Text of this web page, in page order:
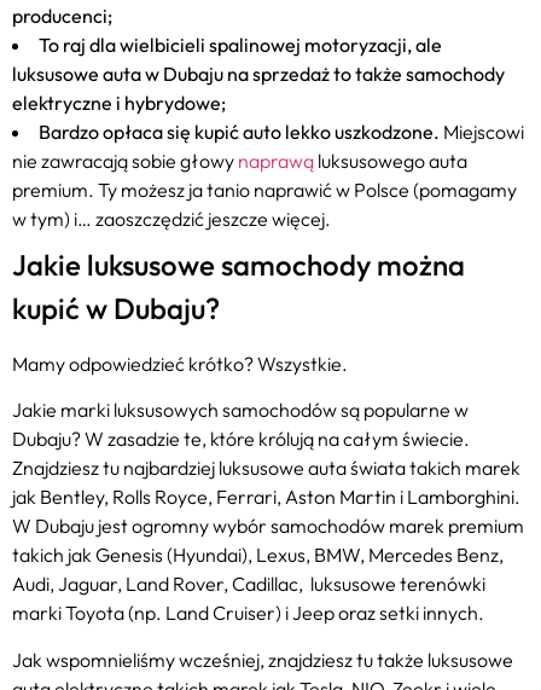
producenci;
To raj dla wielbicieli spalinowej motoryzacji, ale
luksusowe auta w Dubaju na sprzedaż to także samochody
elektryczne i hybrydowe;
Bardzo opłaca się kupić auto lekko uszkodzone. Miejscowi
nie zawracają sobie głowy naprawą luksusowego auta
premium. Ty możesz ja tanio naprawić w Polsce (pomagamy
w tym) i… zaoszczędzić jeszcze więcej.
Jakie luksusowe samochody można
kupić w Dubaju?
Mamy odpowiedzieć krótko? Wszystkie.
Jakie marki luksusowych samochodów są popularne w
Dubaju? W zasadzie te, które królują na całym świecie.
Znajdziesz tu najbardziej luksusowe auta świata takich marek
jak Bentley, Rolls Royce, Ferrari, Aston Martin i Lamborghini.
W Dubaju jest ogromny wybór samochodów marek premium
takich jak Genesis (Hyundai), Lexus, BMW, Mercedes Benz,
Audi, Jaguar, Land Rover, Cadillac, luksusowe terenówki
marki Toyota (np. Land Cruiser) i Jeep oraz setki innych.
Jak wspomnieliśmy wcześniej, znajdziesz tu także luksusowe